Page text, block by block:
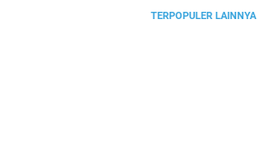
TERPOPULER LAINNYA